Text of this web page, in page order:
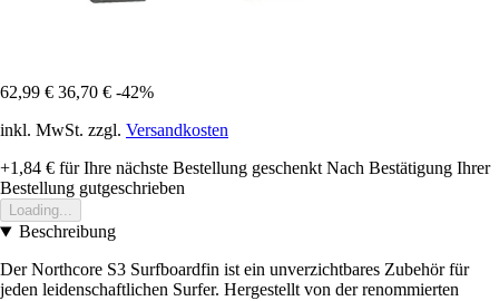
62,99 € 36,70 € -42%
inkl. MwSt. zzgl. Versandkosten
+1,84 € für Ihre nächste Bestellung geschenkt Nach Bestätigung Ihrer
Bestellung gutgeschrieben
Loading...
Beschreibung
Der Northcore S3 Surfboardfin ist ein unverzichtbares Zubehör für
jeden leidenschaftlichen Surfer. Hergestellt von der renommierten